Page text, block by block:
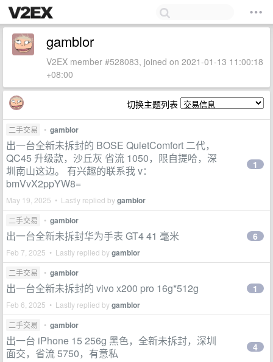
gamblor
V2EX member #528083, joined on 2021-01-13 11:00:18
+08:00
切换主题列表
二手交易 • gamblor
出一台全新未拆封的 BOSE QuietComfort 二代，
QC45 升级款，沙丘灰 省流 1050，限自提哈，深
圳南山这边。 有兴趣的联系我 v：
bmVvX2ppYW8=
May 19, 2025 • Lastly replied bygamblor
1
二手交易 • gamblor
出一台全新未拆封华为手表 GT4 41 毫米
Feb 7, 2025 • Lastly replied bygamblor
6
二手交易 • gamblor
出一台全新未拆封的 vivo x200 pro 16g*512g
Feb 6, 2025 • Lastly replied bygamblor
1
二手交易 • gamblor
出一台 iPhone 15 256g 黑色，全新未拆封，深圳
面交，省流 5750，有意私
4